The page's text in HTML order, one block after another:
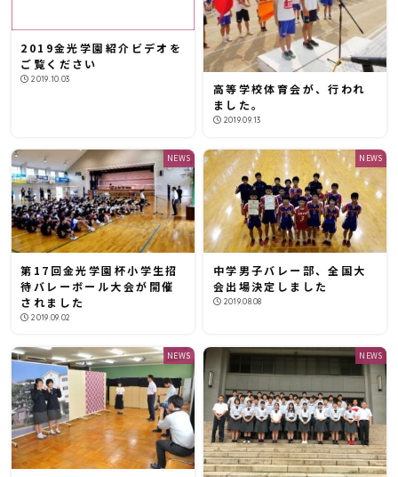
2019金光学園紹介ビデオを
ご覧ください
2019.10.03
高等学校体育会が、行われ
ました。
2019.09.13
NEWS
第17回金光学園杯小学生招
待バレーボール大会が開催
されました
2019.09.02
NEWS
中学男子バレー部、全国大
会出場決定しました
2019.08.08
NEWS NEWS